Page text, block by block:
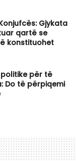
Gjykata
qartë se
konstituohet
për të
Do të përpiqemi